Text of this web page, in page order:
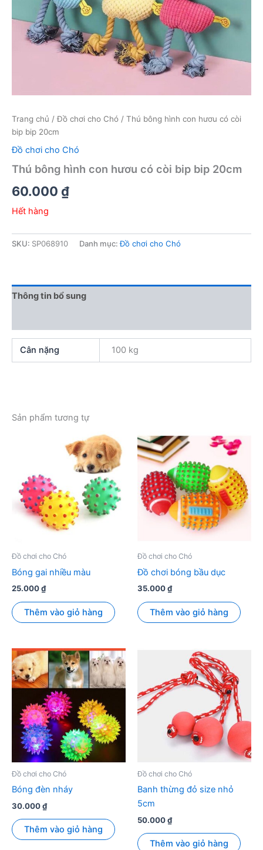
Trang chủ / Đồ chơi cho Chó / Thú bông hình con hươu có còi
bip bip 20cm
Đồ chơi cho Chó
Thú bông hình con hươu có còi bip bip 20cm
60.000 ₫
Hết hàng
SKU: SP068910 Danh mục:Đồ chơi cho Chó
Thông tin bổ sung
Cân nặng 100 kg
Sản phẩm tương tự
Đồ chơi cho Chó
Bóng gai nhiều màu
25.000₫
Thêm vào giỏ hàng
Đồ chơi cho Chó
Đồ chơi bóng bầu dục
35.000₫
Thêm vào giỏ hàng
Đồ chơi cho Chó
Bóng đèn nháy
30.000₫
Thêm vào giỏ hàng
Đồ chơi cho Chó
Banh thừng đỏ size nhỏ
5cm
50.000₫
Thêm vào giỏ hàng